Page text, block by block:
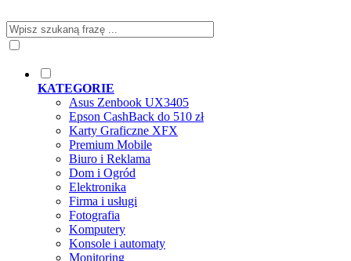
KATEGORIE
Asus Zenbook UX3405
Epson CashBack do 510 zł
Karty Graficzne XFX
Premium Mobile
Biuro i Reklama
Dom i Ogród
Elektronika
Firma i usługi
Fotografia
Komputery
Konsole i automaty
Monitoring